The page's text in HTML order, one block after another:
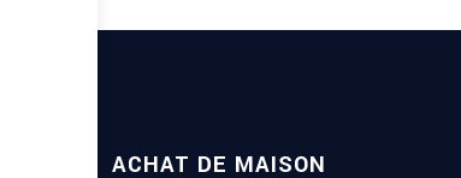
ACHAT DE MAISON